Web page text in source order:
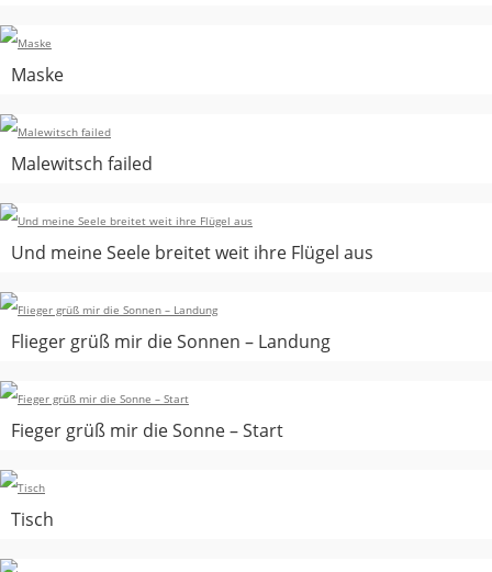
Maske
Malewitsch failed
Und meine Seele breitet weit ihre Flügel aus
Flieger grüß mir die Sonnen – Landung
Fieger grüß mir die Sonne – Start
Tisch